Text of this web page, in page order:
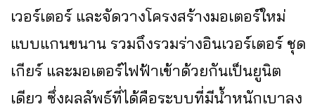
เวอร์เตอร์ และจัดวางโครงสร้างมอเตอร์ใหม่
แบบแกนขนาน รวมถึงรวมร่างอินเวอร์เตอร์ ชุด
เกียร์ และมอเตอร์ไฟฟ้าเข้าด้วยกันเป็นยูนิต
เดียว ซึ่งผลลัพธ์ที่ได้คือระบบที่มีน้ำหนักเบาลง